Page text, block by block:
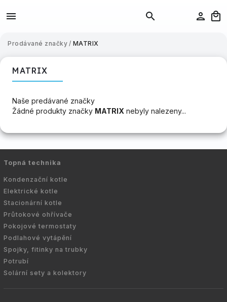
Prodávané značky / MATRIX
MATRIX
Naše predávané značky
Žádné produkty značky MATRIX nebyly nalezeny...
Topná technika
Kondenzační kotle
Elektrické kotle
Stacionární kotle
Průtokové ohřívače
Pokojové termostaty
Podlahové vytápění
Spojky, fitinky na trubky
Potrubí
Solární sety a kolektory